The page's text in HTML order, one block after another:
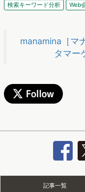
検索キーワード分析
Web
manamina［マ
タマー
記事一覧